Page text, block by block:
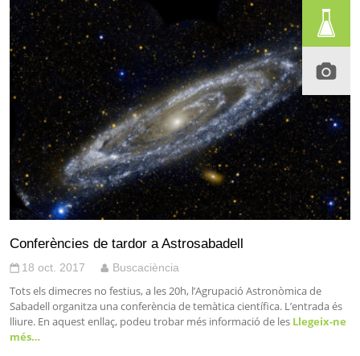
Conferències de tardor a Astrosabadell
18 oct. 2017 Buscaciència
Tots els dimecres no festius, a les 20h, l’Agrupació Astronòmica de
Sabadell organitza una conferència de temàtica científica. L’entrada és
lliure. En aquest enllaç, podeu trobar més informació de les Llegeix-ne
més…